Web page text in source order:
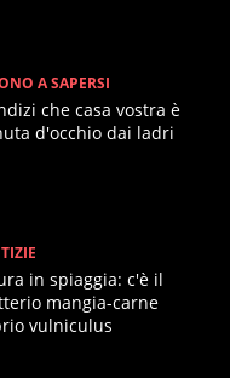
A SAPERSI
che casa vostra è
d'occhio dai ladri
in spiaggia: c'è il
mangia-carne
vulniculus